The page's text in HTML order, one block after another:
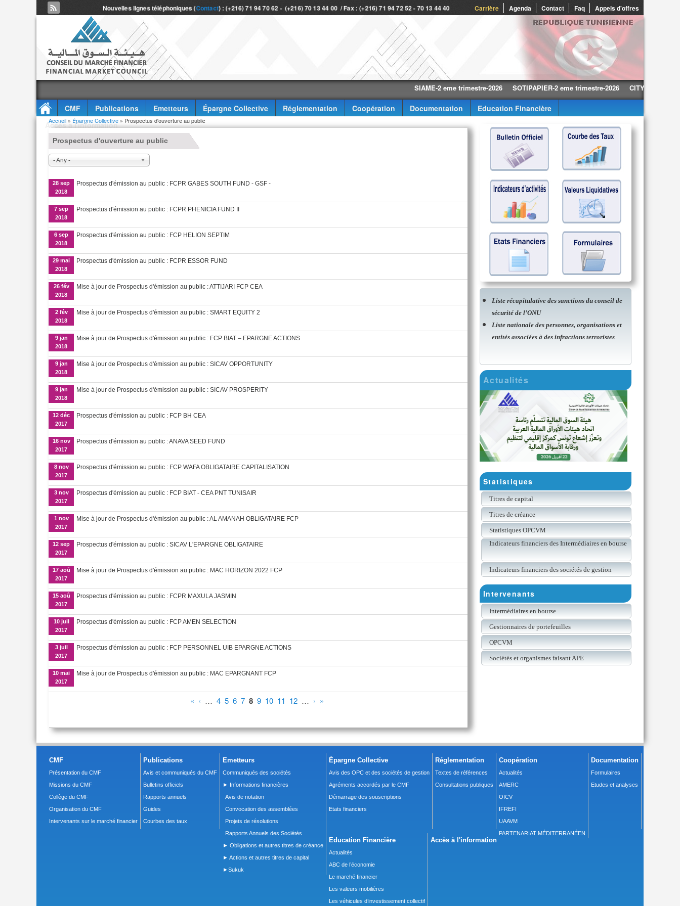
Carrière Agenda Contact Faq Appels d'offres
Nouvelles lignes téléphoniques (Contact) : (+216) 71 94 70 62 - (+216) 70 13 44 00 / Fax : (+216) 71 94 72 52 - 70 13 44 40
SIAME-2 eme trimestre-2026 SOTIPAPIER-2 eme trimestre-2026 CITY CARS-2 eme
CMF Publications Emetteurs Épargne Collective Réglementation Coopération Documentation
Education Financière
Accès à l'information
Vous êtes ici
Accueil » Épargne Collective » Prospectus d'ouverture au public
Prospectus d'ouverture au public
- Any -
28 sep
2018
Prospectus d'émission au public : FCPR GABES SOUTH FUND - GSF -
7 sep
2018
Prospectus d'émission au public : FCPR PHENICIA FUND II
6 sep
2018
Prospectus d'émission au public : FCP HELION SEPTIM
29 mai
2018
Prospectus d'émission au public : FCPR ESSOR FUND
26 fév
2018
Mise à jour de Prospectus d'émission au public : ATTIJARI FCP CEA
2 fév
2018
Mise à jour de Prospectus d'émission au public : SMART EQUITY 2
9 jan
2018
Mise à jour de Prospectus d'émission au public : FCP BIAT – EPARGNE ACTIONS
9 jan
2018
Mise à jour de Prospectus d'émission au public : SICAV OPPORTUNITY
9 jan
2018
Mise à jour de Prospectus d'émission au public : SICAV PROSPERITY
12 déc
2017
Prospectus d'émission au public : FCP BH CEA
16 nov
2017
Prospectus d'émission au public : ANAVA SEED FUND
8 nov
2017
Prospectus d'émission au public : FCP WAFA OBLIGATAIRE CAPITALISATION
3 nov
2017
Prospectus d'émission au public : FCP BIAT - CEA PNT TUNISAIR
1 nov
2017
Mise à jour de Prospectus d'émission au public : AL AMANAH OBLIGATAIRE FCP
12 sep
2017
Prospectus d'émission au public : SICAV L'EPARGNE OBLIGATAIRE
17 aoû
2017
Mise à jour de Prospectus d'émission au public : MAC HORIZON 2022 FCP
15 aoû
2017
Prospectus d'émission au public : FCPR MAXULA JASMIN
10 juil
2017
Prospectus d'émission au public : FCP AMEN SELECTION
3 juil
2017
Prospectus d'émission au public : FCP PERSONNEL UIB EPARGNE ACTIONS
10 mai
2017
Mise à jour de Prospectus d'émission au public : MAC EPARGNANT FCP
« ‹ … 4 5 6 7 8 9 10 11 12 … › »
Liste récapitulative des sanctions du conseil de
sécurité de l’ONU
Liste nationale des personnes, organisations et
entités associées à des infractions terroristes
Actualités
Statistiques
Titres de capital
Titres de créance
Statistiques OPCVM
Indicateurs financiers des Intermédiaires en bourse
Indicateurs financiers des sociétés de gestion
Intervenants
Intermédiaires en bourse
Gestionnaires de portefeuilles
OPCVM
Sociétés et organismes faisant APE
CMF
Présentation du CMF
Missions du CMF
Collège du CMF
Organisation du CMF
Intervenants sur le marché financier
Publications
Avis et communiqués du CMF
Bulletins officiels
Rapports annuels
Guides
Courbes des taux
Emetteurs
Communiqués des sociétés
► Informations financières
Avis de notation
Convocation des assemblées
Projets de résolutions
Rapports Annuels des Sociétés
► Obligations et autres titres de créance
► Actions et autres titres de capital
►Sukuk
Épargne Collective
Avis des OPC et des sociétés de gestion
Agréments accordés par le CMF
Démarrage des souscriptions
Etats financiers
Réglementation
Textes de références
Consultations publiques
Coopération
Actualités
AMERC
OICV
IFREFI
UAAVM
PARTENARIAT MÉDITERRANÉEN
Documentation
Formulaires
Etudes et analyses
Education Financière
Actualités
ABC de l’économie
Le marché financier
Les valeurs mobilières
Les véhicules d’investissement collectif
Accès à l'information